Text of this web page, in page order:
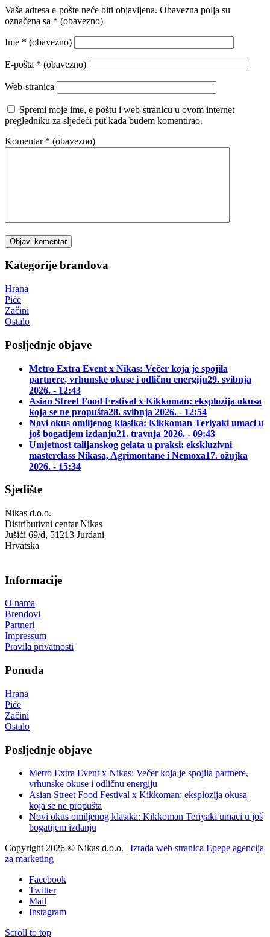
Vaša adresa e-pošte neće biti objavljena. Obavezna polja su
označena sa * (obavezno)
Ime * (obavezno)
E-pošta * (obavezno)
Web-stranica
Spremi moje ime, e-poštu i web-stranicu u ovom internet
pregledniku za sljedeći put kada budem komentirao.
Komentar * (obavezno)
Kategorije brandova
Hrana
Piće
Začini
Ostalo
Posljednje objave
Metro Extra Event x Nikas: Večer koja je spojila
partnere, vrhunske okuse i odličnu energiju29. svibnja
2026. - 12:43
Asian Street Food Festival x Kikkoman: eksplozija okusa
koja se ne propušta28. svibnja 2026. - 12:54
Novi okus omiljenog klasika: Kikkoman Teriyaki umaci u
još bogatijem izdanju21. travnja 2026. - 09:43
Umjetnost talijanskog gelata u praksi: ekskluzivni
masterclass Nikasa, Agrimontane i Nemoxa17. ožujka
2026. - 15:34
Sjedište
Nikas d.o.o.
Distributivni centar Nikas
Jušići 69/d, 51213 Jurdani
Hrvatska
Informacije
O nama
Brendovi
Partneri
Impressum
Pravila privatnosti
Ponuda
Hrana
Piće
Začini
Ostalo
Posljednje objave
Metro Extra Event x Nikas: Večer koja je spojila partnere,
vrhunske okuse i odličnu energiju
Asian Street Food Festival x Kikkoman: eksplozija okusa
koja se ne propušta
Novi okus omiljenog klasika: Kikkoman Teriyaki umaci u još
bogatijem izdanju
Copyright 2026 © Nikas d.o.o. | Izrada web stranica Epepe agencija
za marketing
Facebook
Twitter
Mail
Instagram
Scroll to top